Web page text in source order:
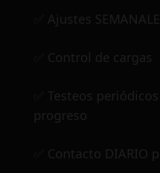
✅ Ajustes
✅ Control de cargas
✅ Testeos
progreso
✅ Contacto DIARIO